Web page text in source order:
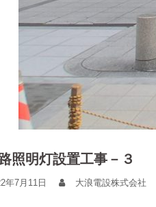
照明灯設置工事－３
年7月11日 大浪電設株式会社